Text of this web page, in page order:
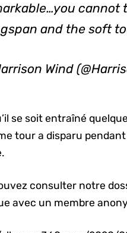
cannot
and the soft
Wind
se soit entraîné
tour a disparu
consulter notre
avec un membre